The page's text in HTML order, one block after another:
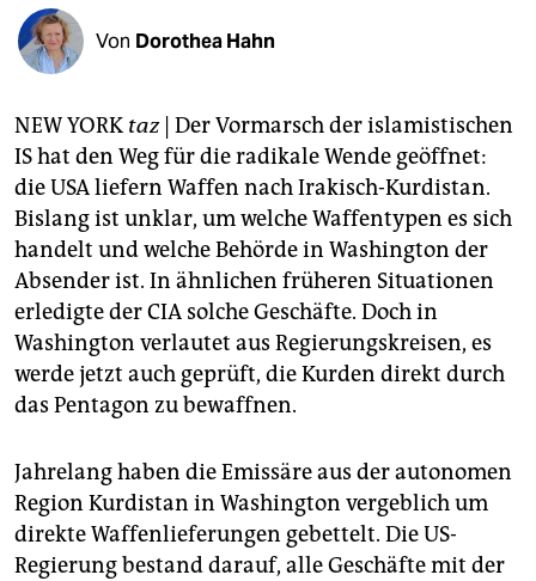
shop
fragen & hilfe
abo
genossenschaft
epaper login
Von Dorothea Hahn
NEW YORK taz| Der Vormarsch der islamistischen
IS hat den Weg für die radikale Wende geöffnet:
die USA liefern Waffen nach Irakisch-Kurdistan.
Bislang ist unklar, um welche Waffentypen es sich
handelt und welche Behörde in Washington der
Absender ist. In ähnlichen früheren Situationen
erledigte der CIA solche Geschäfte. Doch in
Washington verlautet aus Regierungskreisen, es
werde jetzt auch geprüft, die Kurden direkt durch
das Pentagon zu bewaffnen.
Jahrelang haben die Emissäre aus der autonomen
Region Kurdistan in Washington vergeblich um
direkte Waffenlieferungen gebettelt. Die US-
Regierung bestand darauf, alle Geschäfte mit der